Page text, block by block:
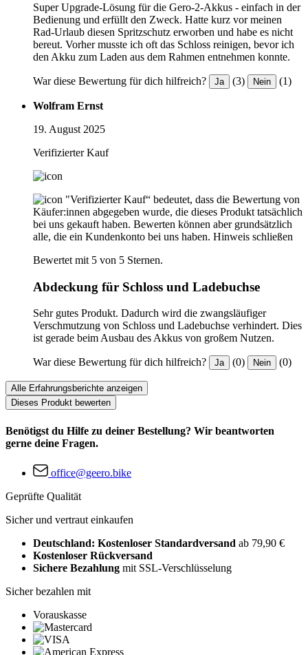
Super Upgrade-Lösung für die Gero-2-Akkus - einfach in der
Bedienung und erfüllt den Zweck. Hatte kurz vor meinen
Rad-Urlaub diesen Spritzschutz erworben und habe es nicht
bereut. Vorher musste ich oft das Schloss reinigen, bevor ich
den Akku zum Laden aus dem Rahmen entnehmen konnte.
War diese Bewertung für dich hilfreich? Ja (3) Nein (1)
Wolfram Ernst
19. August 2025
Verifizierter Kauf
"Verifizierter Kauf“ bedeutet, dass die Bewertung von
Käufer:innen abgegeben wurde, die dieses Produkt tatsächlich
bei uns gekauft haben. Bewerten können aber grundsätzlich
alle, die ein Kundenkonto bei uns haben. Hinweis schließen
Bewertet mit 5 von 5 Sternen.
Abdeckung für Schloss und Ladebuchse
Sehr gutes Produkt. Dadurch wird die zwangsläufiger
Verschmutzung von Schloss und Ladebuchse verhindert. Dies
ist gerade beim Ausbau des Akkus von großem Nutzen.
War diese Bewertung für dich hilfreich? Ja (0) Nein (0)
Alle Erfahrungsberichte anzeigen
Dieses Produkt bewerten
Benötigst du Hilfe zu deiner Bestellung? Wir beantworten
gerne deine Fragen.
office@geero.bike
Geprüfte Qualität
Sicher und vertraut einkaufen
Deutschland: Kostenloser Standardversand ab 79,90 €
Kostenloser Rückversand
Sichere Bezahlung mit SSL-Verschlüsselung
Sicher bezahlen mit
Vorauskasse